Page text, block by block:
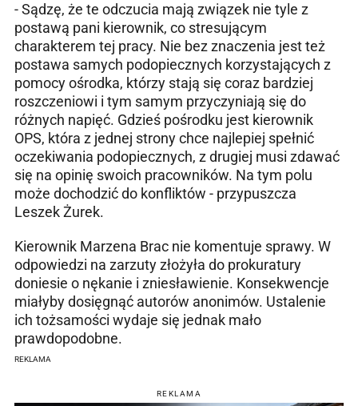
- Sądzę, że te odczucia mają związek nie tyle z
postawą pani kierownik, co stresującym
charakterem tej pracy. Nie bez znaczenia jest też
postawa samych podopiecznych korzystających z
pomocy ośrodka, którzy stają się coraz bardziej
roszczeniowi i tym samym przyczyniają się do
różnych napięć. Gdzieś pośrodku jest kierownik
OPS, która z jednej strony chce najlepiej spełnić
oczekiwania podopiecznych, z drugiej musi zdawać
się na opinię swoich pracowników. Na tym polu
może dochodzić do konfliktów - przypuszcza
Leszek Żurek.
Kierownik Marzena Brac nie komentuje sprawy. W
odpowiedzi na zarzuty złożyła do prokuratury
doniesie o nękanie i zniesławienie. Konsekwencje
miałyby dosięgnąć autorów anonimów. Ustalenie
ich tożsamości wydaje się jednak mało
prawdopodobne.
REKLAMA
REKLAMA